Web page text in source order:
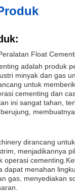
Float
adalah produk
minyak dan gas
untuk
cementing dan
ini sangat tahan,
dirancang
menjadikannya
operasi
dapat menahan
gas, menyediakan